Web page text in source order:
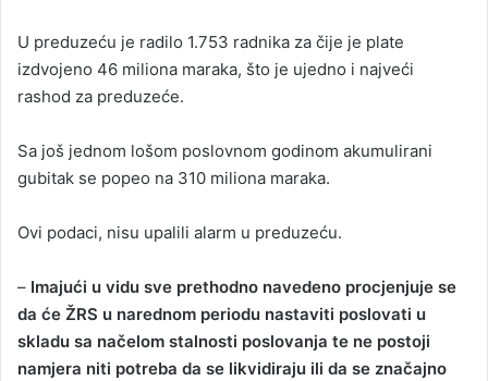
U preduzeću je radilo 1.753 radnika za čije je plate
izdvojeno 46 miliona maraka, što je ujedno i najveći
rashod za preduzeće.
Sa još jednom lošom poslovnom godinom akumulirani
gubitak se popeo na 310 miliona maraka.
Ovi podaci, nisu upalili alarm u preduzeću.
– Imajući u vidu sve prethodno navedeno procjenjuje se
da će ŽRS u narednom periodu nastaviti poslovati u
skladu sa načelom stalnosti poslovanja te ne postoji
namjera niti potreba da se likvidiraju ili da se značajno